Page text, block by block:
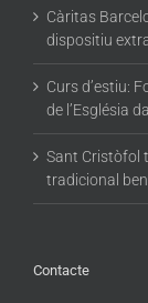
Càritas
dispositiu
Curs d’estiu:
de l’Església
Sant Cristòfol
tradicional
Contacte